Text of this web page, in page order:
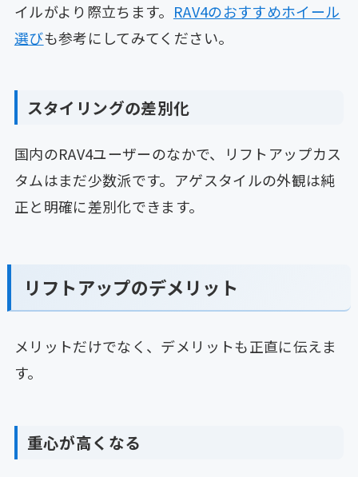
イルがより際立ちます。 RAV4のおすすめホイール
選びも参考にしてみてください。
スタイリングの差別化
国内のRAV4ユーザーのなかで、リフトアップカス
タムはまだ少数派です。アゲスタイルの外観は純
正と明確に差別化できます。
リフトアップのデメリット
メリットだけでなく、デメリットも正直に伝えま
す。
重心が高くなる